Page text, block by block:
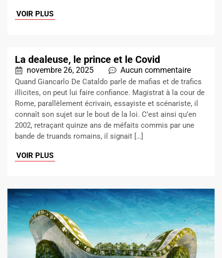
VOIR PLUS
La dealeuse, le prince et le Covid
novembre 26, 2025 Aucun commentaire
Quand Giancarlo De Cataldo parle de mafias et de trafics
illicites, on peut lui faire confiance. Magistrat à la cour de
Rome, parallèlement écrivain, essayiste et scénariste, il
connaît son sujet sur le bout de la loi. C’est ainsi qu’en
2002, retraçant quinze ans de méfaits commis par une
bande de truands romains, il signait […]
VOIR PLUS